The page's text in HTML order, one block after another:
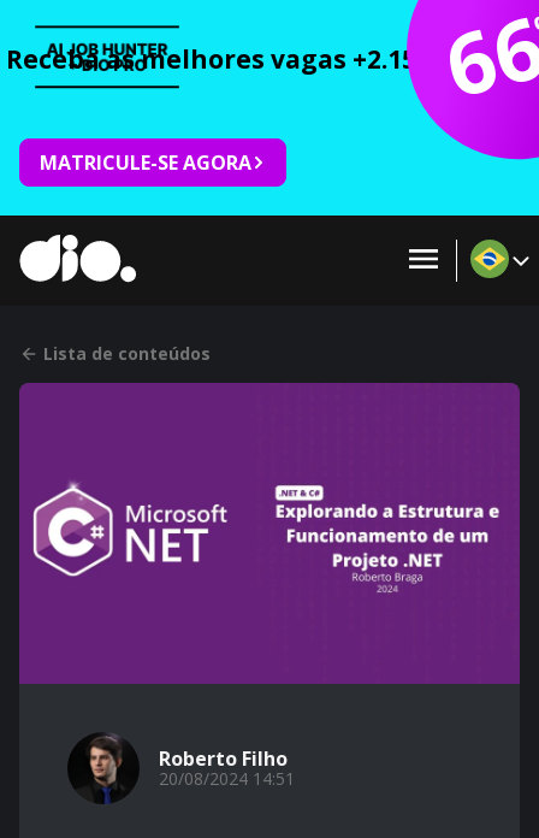
Receba as melhores vagas +2.150 cursos
MATRICULE-SE AGORA
Lista de conteúdos
Roberto Filho
20/08/2024 14:51